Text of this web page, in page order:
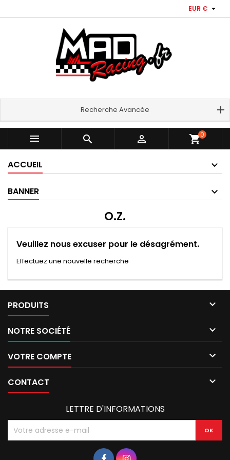
EUR € 
Recherche Avancée
   shopping_cart0
ACCUEIL
BANNER
O.Z.
Veuillez nous excuser pour le désagrément.
Effectuez une nouvelle recherche
PRODUITS 
NOTRE SOCIÉTÉ 
VOTRE COMPTE 
CONTACT 
LETTRE D'INFORMATIONS